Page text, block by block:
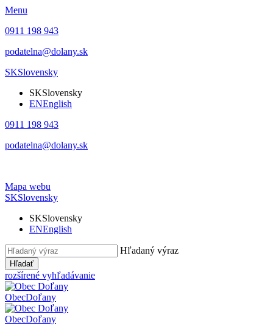
Menu
0911 198 943
podatelna@dolany.sk
SKSlovensky
SKSlovensky
ENEnglish
0911 198 943
podatelna@dolany.sk
Mapa webu
SKSlovensky
SKSlovensky
ENEnglish
Hľadaný výraz
Hľadať
rozšírené vyhľadávanie
ObecDoľany
ObecDoľany